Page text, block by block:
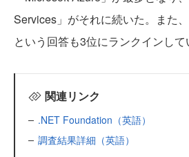
Services」がそれに続いた。また
という回答も3位にランクインして
関連リンク
.NET Foundation（英語）
調査結果詳細（英語）